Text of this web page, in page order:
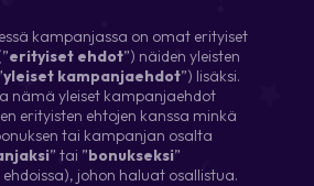
kampanjassa on omat erityiset
erityiset ehdot”) näiden yleisten
yleiset kampanjaehdot”) lisäksi.
nämä yleiset kampanjaehdot
erityisten ehtojen kanssa minkä
tai kampanjan osalta
” tai ”bonukseksi”
johon haluat osallistua.